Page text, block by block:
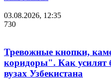
03.08.2026, 12:35
730
Тревожные кнопки,
коридоры". Как усилят
вузах Узбекистана